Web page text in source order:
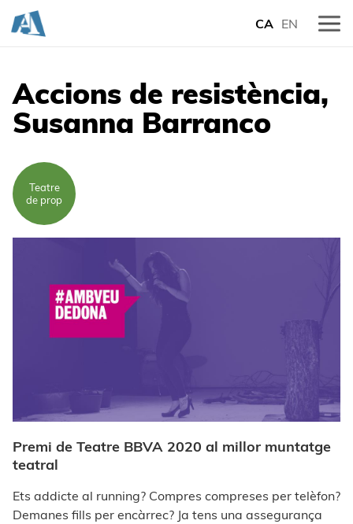
CA EN
Accions de resistència,
Susanna Barranco
Teatre
de prop
Premi de Teatre BBVA 2020 al millor muntatge
teatral
Ets addicte al running? Compres compreses per telèfon?
Demanes fills per encàrrec? Ja tens una assegurança